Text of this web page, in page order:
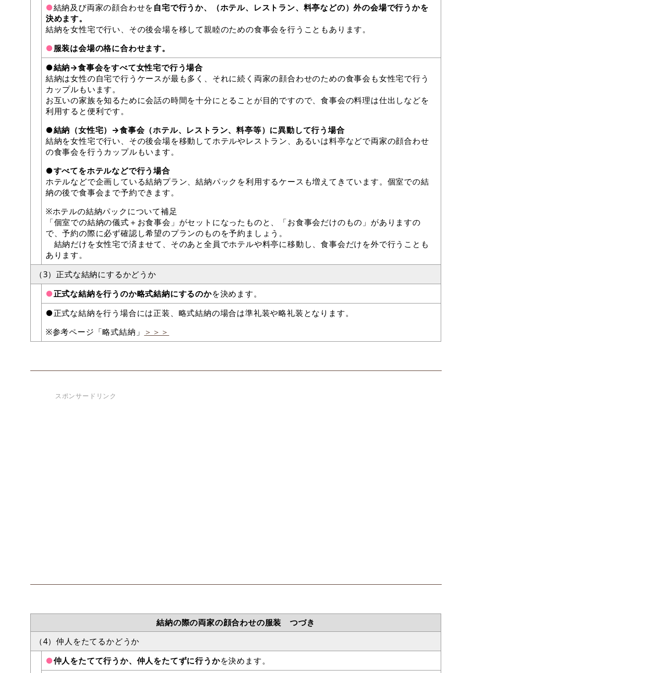
●結納及び両家の顔合わせを自宅で行うか、（ホテル、レストラン、料亭などの）外の会場で行うかを
決めます。
結納を女性宅で行い、その後会場を移して親睦のための食事会を行うこともあります。
●服装は会場の格に合わせます。
●結納→食事会をすべて女性宅で行う場合
結納は女性の自宅で行うケースが最も多く、それに続く両家の顔合わせのための食事会も女性宅で行う
カップルもいます。
お互いの家族を知るために会話の時間を十分にとることが目的ですので、食事会の料理は仕出しなどを
利用すると便利です。
●結納（女性宅）→食事会（ホテル、レストラン、料亭等）に異動して行う場合
結納を女性宅で行い、その後会場を移動してホテルやレストラン、あるいは料亭などで両家の顔合わせ
の食事会を行うカップルもいます。
●すべてをホテルなどで行う場合
ホテルなどで企画している結納プラン、結納パックを利用するケースも増えてきています。個室での結
納の後で食事会まで予約できます。
※ホテルの結納パックについて補足
「個室での結納の儀式＋お食事会」がセットになったものと、「お食事会だけのもの」がありますの
で、予約の際に必ず確認し希望のプランのものを予約ましょう。
結納だけを女性宅で済ませて、そのあと全員でホテルや料亭に移動し、食事会だけを外で行うことも
あります。
（3）正式な結納にするかどうか
●正式な結納を行うのか略式結納にするのかを決めます。
●正式な結納を行う場合には正装、略式結納の場合は準礼装や略礼装となります。
※参考ページ「略式結納」 ＞＞＞
スポンサードリンク
結納の際の両家の顔合わせの服装 つづき
（4）仲人をたてるかどうか
●仲人をたてて行うか、仲人をたてずに行うかを決めます。